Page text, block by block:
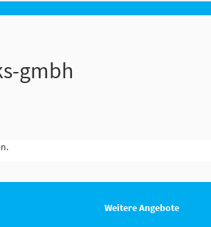
gmbh
Weitere Angebote